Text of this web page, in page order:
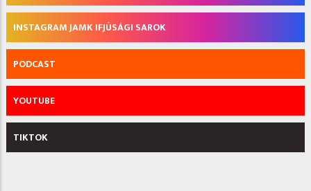
INSTAGRAM JAMK IFJÚSÁGI SAROK
PODCAST
YOUTUBE
TIKTOK